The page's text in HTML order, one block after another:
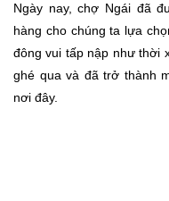
Ngày nay, chợ Ngái đã
hàng cho chúng ta lựa
đông vui tấp nập như thời
ghé qua và đã trở thành
nơi đây.